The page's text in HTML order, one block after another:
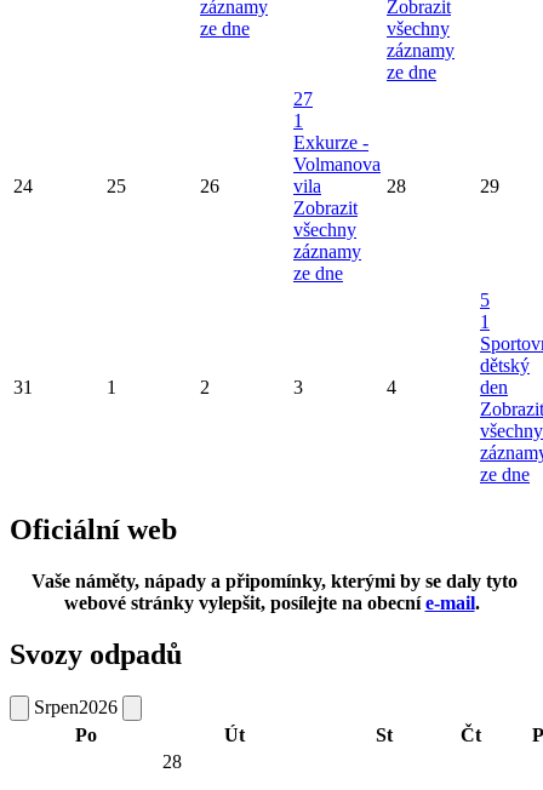
záznamy
ze dne
Zobrazit
všechny
záznamy
ze dne
24 25 26
27
1
Exkurze -
Volmanova
vila
Zobrazit
všechny
záznamy
ze dne
28 29
31 1 2 3 4
5
1
dětský
den
Zobrazit
všechny
ze dne
Oficiální web
Vaše náměty, nápady a připomínky, kterými by se daly tyto
webové stránky vylepšit, posílejte na obecníe-mail.
Svozy odpadů
Srpen2026
Po
Út St Čt
28